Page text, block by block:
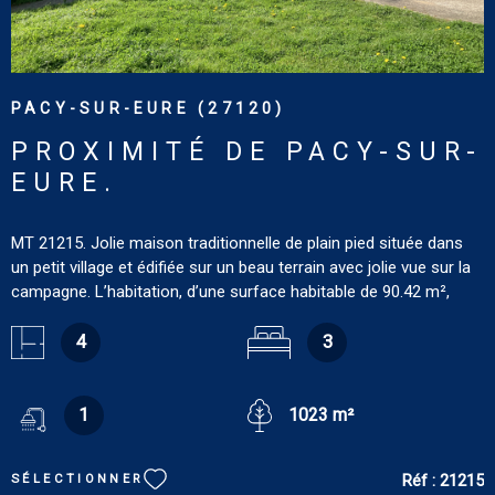
PACY-SUR-EURE (27120)
PROXIMITÉ DE PACY-SUR-
EURE.
MT 21215. Jolie maison traditionnelle de plain pied située dans
un petit village et édifiée sur un beau terrain avec jolie vue sur la
campagne. L’habitation, d’une surface habitable de 90.42 m²,
à manger et d’une cuisine aménagée, trois chambres (12.88 m²,
9.95 m² et 9.82 m²), salle de douches de 6.76 m², wc, garage de
DPE : C. GES : D. Estimation des coûts annuels d'énergie du
logement pour une utilisation standard : entre 1 330 € et 1 860 €
2023 (abonnement compris)]. Les informations sur les risques
4 3
1 1023 m²
SÉLECTIONNER Réf : 21215